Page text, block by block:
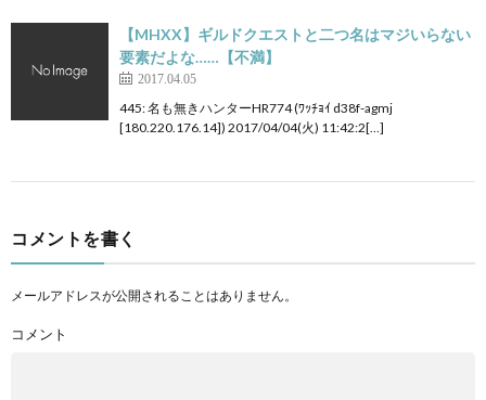
【MHXX】ギルドクエストと二つ名はマジいらない
要素だよな……【不満】
2017.04.05
445: 名も無きハンターHR774 (ﾜｯﾁｮｲ d38f-agmj
[180.220.176.14]) 2017/04/04(火) 11:42:2[…]
コメントを書く
メールアドレスが公開されることはありません。
コメント